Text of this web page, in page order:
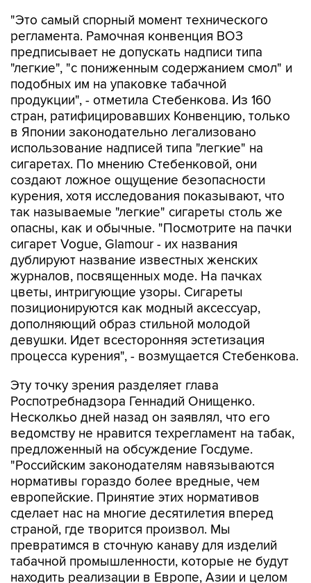
"Это самый спорный момент технического
регламента. Рамочная конвенция ВОЗ
предписывает не допускать надписи типа
"легкие", "с пониженным содержанием смол" и
подобных им на упаковке табачной
продукции", - отметила Стебенкова. Из 160
стран, ратифицировавших Конвенцию, только
в Японии законодательно легализовано
использование надписей типа "легкие" на
сигаретах. По мнению Стебенковой, они
создают ложное ощущение безопасности
курения, хотя исследования показывают, что
так называемые "легкие" сигареты столь же
опасны, как и обычные. "Посмотрите на пачки
сигарет Vogue, Glamour - их названия
дублируют название известных женских
журналов, посвященных моде. На пачках
цветы, интригующие узоры. Сигареты
позиционируются как модный аксессуар,
дополняющий образ стильной молодой
девушки. Идет всесторонняя эстетизация
процесса курения", - возмущается Стебенкова.
Эту точку зрения разделяет глава
Роспотребнадзора Геннадий Онищенко.
Несколкьо дней назад он заявлял, что его
ведомству не нравится техрегламент на табак,
предложенный на обсуждение Госдуме.
"Российским законодателям навязываются
нормативы гораздо более вредные, чем
европейские. Принятие этих нормативов
сделает нас на многие десятилетия вперед
страной, где творится произвол. Мы
превратимся в сточную канаву для изделий
табачной промышленности, которые не будут
находить реализации в Европе, Азии и целом